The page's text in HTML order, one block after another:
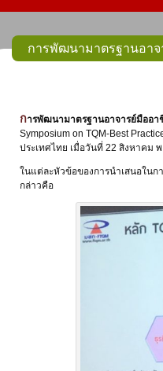
การพัฒนามาตรฐานอา
การพัฒนามาตรฐานอาจารย์มืออ
Symposium on TQM-Best
ประเทศไทย เมื่อวันที่ 22 สิงหาคม
ในแต่ละหัวข้อของการนำเสนอใน
กล่าวคือ